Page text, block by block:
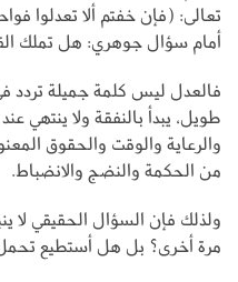
تعالى: (فإن خفتم ألا تعدلوا
أمام سؤال جوهري: هل تملك
فالعدل ليس كلمة جميلة تردد
طويل، يبدأ بالنفقة ولا ينتهي
والرعاية والوقت والحقوق
من الحكمة والنضج والانضباط.
ولذلك فإن السؤال الحقيقي لا
مرة أخرى؟ بل هل أستطيع